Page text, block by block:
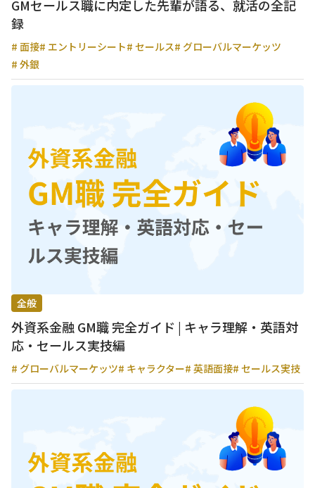
GMセールス職に内定した先輩が語る、就活の全記
録
# 面接# エントリーシート# セールス# グローバルマーケッツ
# 外銀
全般
外資系金融 GM職 完全ガイド | キャラ理解・英語対
応・セールス実技編
# グローバルマーケッツ# キャラクター# 英語面接# セールス実技